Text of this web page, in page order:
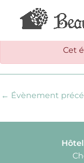
contenu
Cet
← Évènement